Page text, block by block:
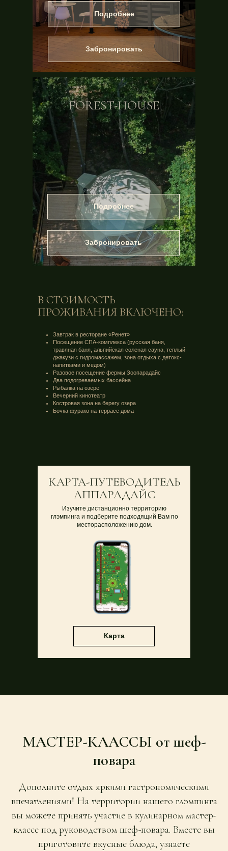
Забронировать
Подробнее
FOREST-HOUSE
Подробнее
Забронировать
В СТОИМОСТЬ
ПРОЖИВАНИЯ ВКЛЮЧЕНО:
Завтрак в ресторане «Ренет»
Посещение СПА-комплекса (русская баня,
травяная баня, альпийская соленая сауна, теплый
джакузи с гидромассажем, зона отдыха с детокс-
напитками и медом)
Разовое посещение фермы Зоопарадайс
Два подогреваемых бассейна
Рыбалка на озере
Вечерний кинотеатр
Костровая зона на берегу озера
Бочка фурако на террасе дома
Изучите дистанционно территорию
глэмпинга и подберите подходящий Вам по
месторасположению дом.
Карта
КАРТА-ПУТЕВОДИТЕЛЬ
АППАРАДАЙС
МАСТЕР-КЛАССЫ от шеф-
повара
Дополните отдых яркими гастрономическими
впечатлениями! На территории нашего глэмпинга
вы можете принять участие в кулинарном мастер-
классе под руководством шеф-повара. Вместе вы
приготовите вкусные блюда, узнаете